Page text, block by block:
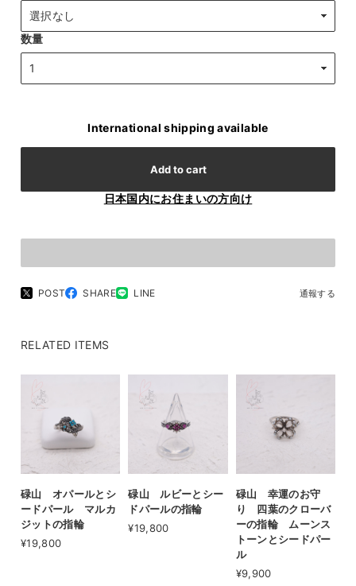
数量
International shipping available
Add to cart
日本国内にお住まいの方向け
POST SHARE LINE 通報する
RELATED ITEMS
碌山 オパールとシ
ードパール マルカ
ジットの指輪
¥19,800
碌山 ルビーとシー
ドパールの指輪
¥19,800
碌山 幸運のお守
り 四葉のクローバ
ーの指輪 ムーンス
トーンとシードパー
ル
¥9,900